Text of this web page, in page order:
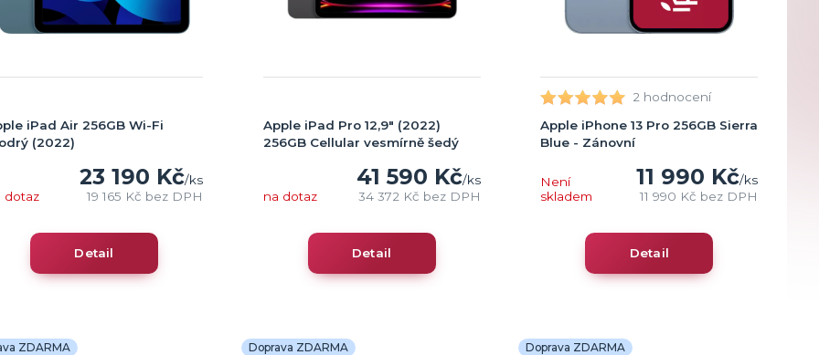
iPad Air 256GB Wi-Fi
(2022)
23 190 Kč/ks
19 165 Kč bez DPH
dotaz
Detail
Apple iPad Pro 12,9" (2022)
256GB Cellular vesmírně šedý
41 590 Kč/ks
34 372 Kč bez DPH
na dotaz
Detail
2 hodnocení
Apple iPhone 13 Pro 256GB Sierra
Blue - Zánovní
11 990 Kč/ks
11 990 Kč bez DPH
Není
skladem
Detail
ZDARMA Doprava ZDARMA Doprava ZDARMA